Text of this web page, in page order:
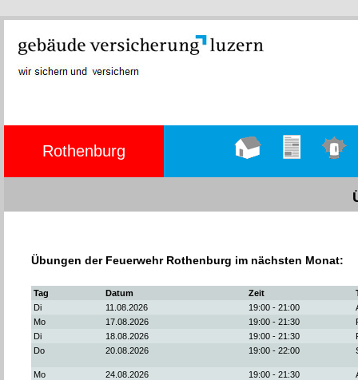
Rothenburg
Übungen der Feuerwehr Rothenburg im nächsten Monat:
Tag Datum Zeit
Di
11.08.2026 19:00 - 21:00
Mo
17.08.2026 19:00 - 21:30
Di
18.08.2026 19:00 - 21:30
Do
20.08.2026 19:00 - 22:00
Mo 24.08.2026 19:00 - 21:30